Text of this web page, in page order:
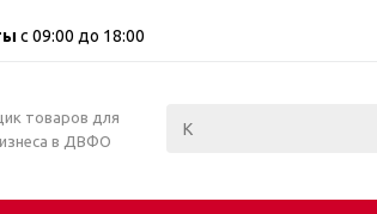
с 09:00 до 18:00
товаров для
в ДВФО